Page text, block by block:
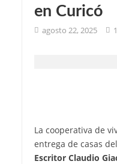
en Curicó
agosto 22, 2025
La cooperativa de
entrega de casas
Escritor Claudio